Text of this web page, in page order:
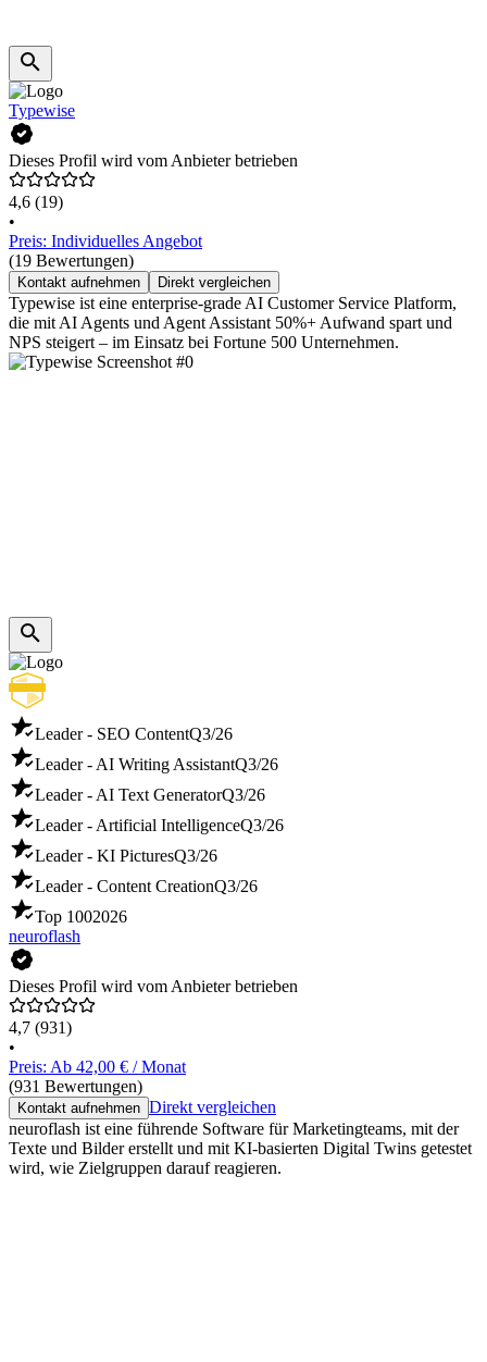
Typewise
Dieses Profil wird vom Anbieter betrieben
4,6 (19)
•
Preis: Individuelles Angebot
(19 Bewertungen)
Kontakt aufnehmen Direkt vergleichen
Typewise ist eine enterprise-grade AI Customer Service Platform,
die mit AI Agents und Agent Assistant 50%+ Aufwand spart und
NPS steigert – im Einsatz bei Fortune 500 Unternehmen.
Leader - SEO ContentQ3/26
Leader - AI Writing AssistantQ3/26
Leader - AI Text GeneratorQ3/26
Leader - Artificial IntelligenceQ3/26
Leader - KI PicturesQ3/26
Leader - Content CreationQ3/26
Top 1002026
neuroflash
Dieses Profil wird vom Anbieter betrieben
4,7 (931)
•
Preis: Ab 42,00 € / Monat
(931 Bewertungen)
Kontakt aufnehmen Direkt vergleichen
neuroflash ist eine führende Software für Marketingteams, mit der
Texte und Bilder erstellt und mit KI-basierten Digital Twins getestet
wird, wie Zielgruppen darauf reagieren.